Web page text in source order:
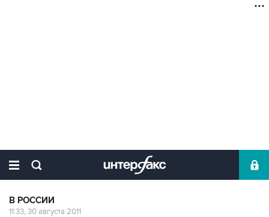
В РОССИИ
11:33, 30 августа 2011